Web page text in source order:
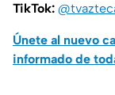
TikTok:
Únete al nuevo
informado de